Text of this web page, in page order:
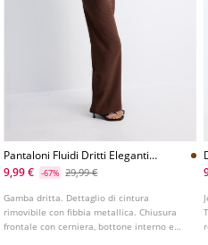
Pantaloni Fluidi Dritti Eleganti
Con Cintura L04020080
9,99 € -67% 29,99 €
Gamba dritta. Dettaglio di cintura
rimovibile con fibbia metallica. Chiusura
frontale con cerniera, bottone interno e